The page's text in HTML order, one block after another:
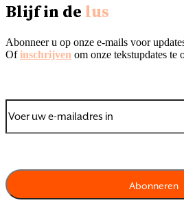
Blijf in de lus
Abonneer u op onze e-mails voor
Ofinschrijven om onze tekstupdates te